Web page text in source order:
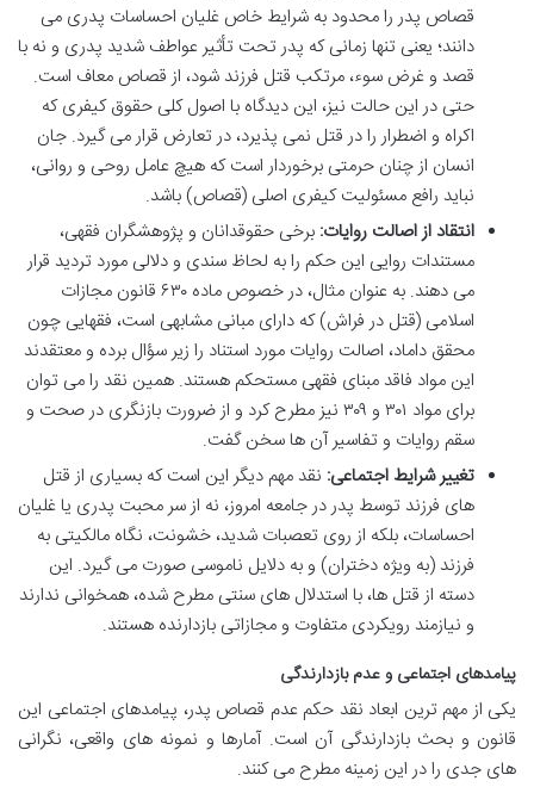
قصاص پدر را محدود به شرایط خاص غلیان احساسات پدری می
دانند؛ یعنی تنها زمانی که پدر تحت تأثیر عواطف شدید پدری و نه با
قصد و غرض سوء، مرتکب قتل فرزند شود، از قصاص معاف است.
حتی در این حالت نیز، این دیدگاه با اصول کلی حقوق کیفری که
اکراه و اضطرار را در قتل نمی پذیرد، در تعارض قرار می گیرد. جان
انسان از چنان حرمتی برخوردار است که هیچ عامل روحی و روانی،
نباید رافع مسئولیت کیفری اصلی (قصاص) باشد.
انتقاد از اصالت روایات: برخی حقوقدانان و پژوهشگران فقهی،
مستندات روایی این حکم را به لحاظ سندی و دلالی مورد تردید قرار
می دهند. به عنوان مثال، در خصوص ماده ۶۳۰ قانون مجازات
اسلامی (قتل در فراش) که دارای مبانی مشابهی است، فقهایی چون
محقق داماد، اصالت روایات مورد استناد را زیر سؤال برده و معتقدند
این مواد فاقد مبنای فقهی مستحکم هستند. همین نقد را می توان
برای مواد ۳۰۱ و ۳۰۹ نیز مطرح کرد و از ضرورت بازنگری در صحت و
سقم روایات و تفاسیر آن ها سخن گفت.
تغییر شرایط اجتماعی: نقد مهم دیگر این است که بسیاری از قتل
های فرزند توسط پدر در جامعه امروز، نه از سر محبت پدری یا غلیان
احساسات، بلکه از روی تعصبات شدید، خشونت، نگاه مالکیتی به
فرزند (به ویژه دختران) و به دلایل ناموسی صورت می گیرد. این
دسته از قتل ها، با استدلال های سنتی مطرح شده، همخوانی ندارند
و نیازمند رویکردی متفاوت و مجازاتی بازدارنده هستند.
پیامدهای اجتماعی و عدم بازدارندگی
یکی از مهم ترین ابعاد نقد حکم عدم قصاص پدر، پیامدهای اجتماعی این
قانون و بحث بازدارندگی آن است. آمارها و نمونه های واقعی، نگرانی
های جدی را در این زمینه مطرح می کنند.